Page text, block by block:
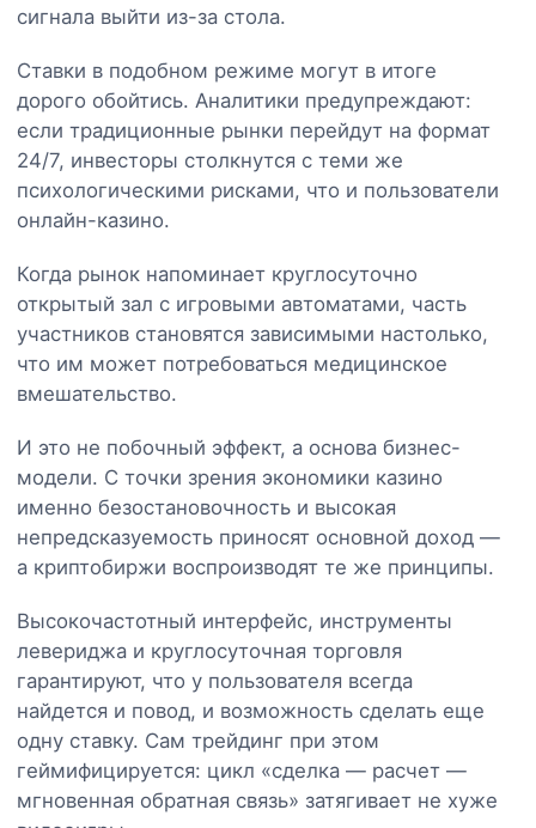
сигнала выйти из-за стола.
Ставки в подобном режиме могут в итоге
дорого обойтись. Аналитики предупреждают:
если традиционные рынки перейдут на формат
24/7, инвесторы столкнутся с теми же
психологическими рисками, что и пользователи
онлайн-казино.
Когда рынок напоминает круглосуточно
открытый зал с игровыми автоматами, часть
участников становятся зависимыми настолько,
что им может потребоваться медицинское
вмешательство.
И это не побочный эффект, а основа бизнес-
модели. С точки зрения экономики казино
именно безостановочность и высокая
непредсказуемость приносят основной доход —
а криптобиржи воспроизводят те же принципы.
Высокочастотный интерфейс, инструменты
левериджа и круглосуточная торговля
гарантируют, что у пользователя всегда
найдется и повод, и возможность сделать еще
одну ставку. Сам трейдинг при этом
геймифицируется: цикл «сделка — расчет —
мгновенная обратная связь» затягивает не хуже